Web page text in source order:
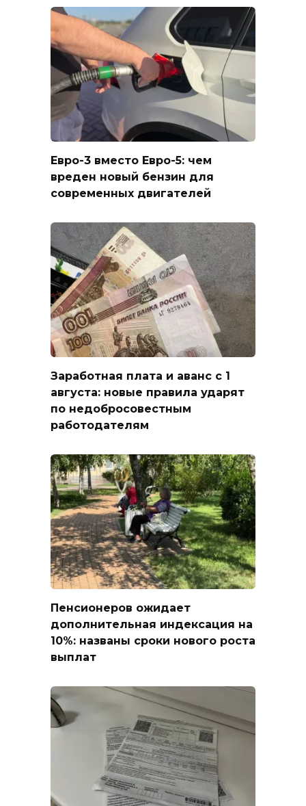
Евро-3 вместо Евро-5: чем
вреден новый бензин для
современных двигателей
Заработная плата и аванс с 1
августа: новые правила ударят
по недобросовестным
работодателям
Пенсионеров ожидает
дополнительная индексация на
10%: названы сроки нового роста
выплат